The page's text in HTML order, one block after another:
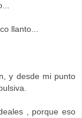
llanto...
y desde mi punto
, porque eso